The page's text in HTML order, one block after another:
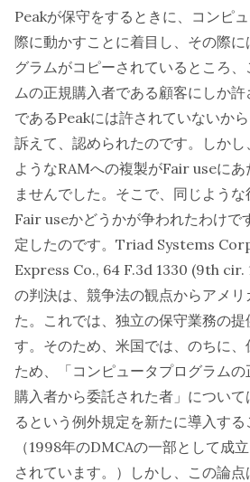
Peakが保守をするときに、コンピ
際に動かすことに着目し、その際
グラムがコピーされているところ
ムの正規購入者である顧客にしか
であるPeakには許されていないか
訴えて、認められたのです。しか
ようなRAMへの複製がFair useに
ませんでした。そこで、同じよう
Fair useかどうかが争われたわけで
定したのです。Triad Systems
Express Co., 64 F.3d 1330 (9th
の判決は、競争法の観点からアメ
た。これでは、独立の保守業務の
す。そのため、米国では、のちに
ため、「コンピュータプログラム
購入者から委託された者」につい
るという例外規定を新たに導入す
（1998年のDMCAの一部として成
されています。）しかし、この論